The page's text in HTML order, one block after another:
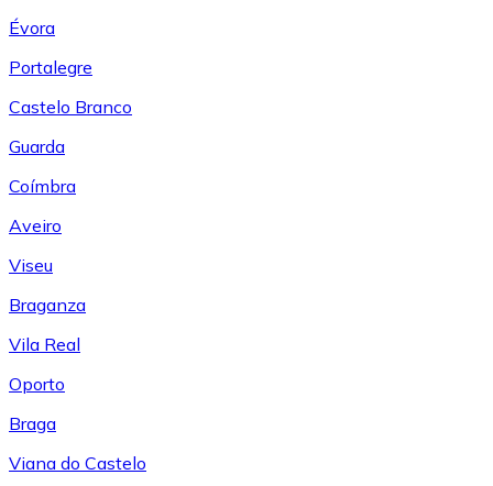
Évora
Portalegre
Castelo Branco
Guarda
Coímbra
Aveiro
Viseu
Braganza
Vila Real
Oporto
Braga
Viana do Castelo